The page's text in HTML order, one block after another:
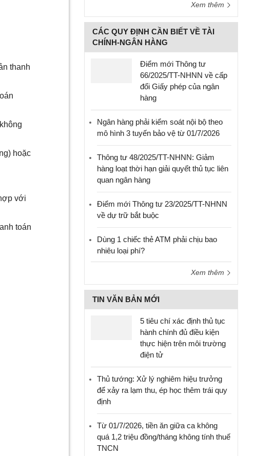
thanh
hoặc
với
toán
Xem thêm
CÁC QUY ĐỊNH CẦN BIẾT VỀ TÀI
CHÍNH-NGÂN HÀNG
Điểm mới Thông tư
66/2025/TT-NHNN về cấp
đổi Giấy phép của ngân
hàng
Ngân hàng phải kiểm soát nội bộ theo
mô hình 3 tuyến bảo vệ từ 01/7/2026
Thông tư 48/2025/TT-NHNN: Giảm
hàng loạt thời hạn giải quyết thủ tục liên
quan ngân hàng
Điểm mới Thông tư 23/2025/TT-NHNN
về dự trữ bắt buộc
Dùng 1 chiếc thẻ ATM phải chịu bao
nhiêu loại phí?
Xem thêm
TIN VĂN BẢN MỚI
5 tiêu chí xác định thủ tục
hành chính đủ điều kiện
thực hiện trên môi trường
điện tử
Thủ tướng: Xử lý nghiêm hiệu trưởng
để xảy ra lạm thu, ép học thêm trái quy
định
Từ 01/7/2026, tiền ăn giữa ca không
quá 1,2 triệu đồng/tháng không tính thuế
TNCN